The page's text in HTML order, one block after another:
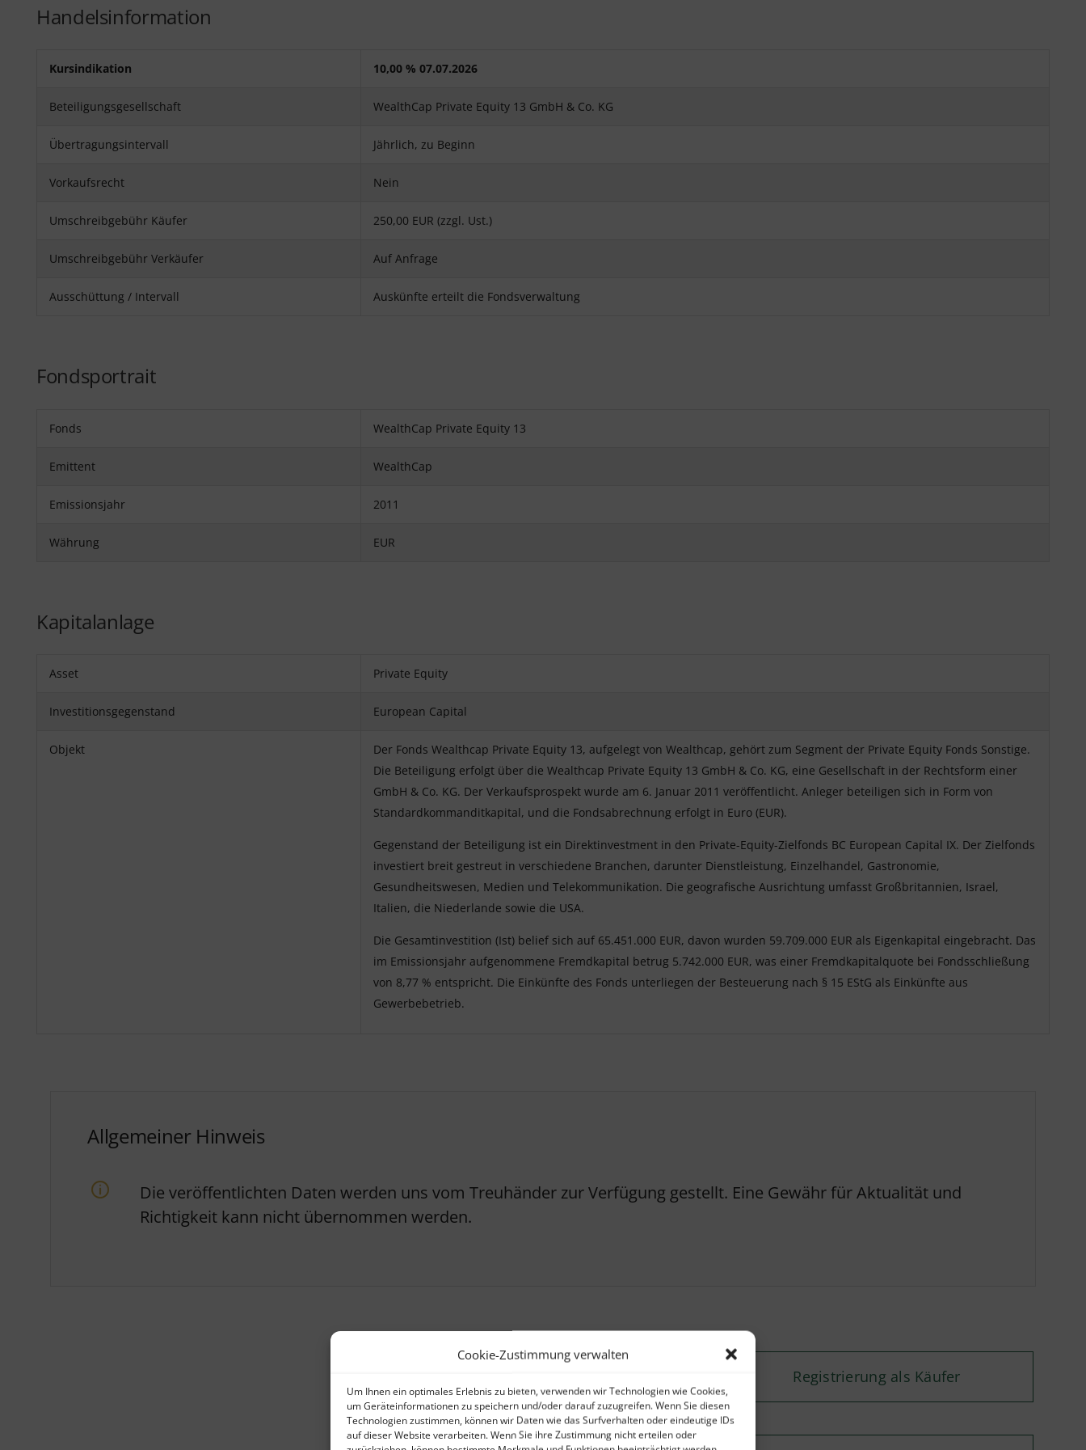
Cookie-Zustimmung verwalten
Um Ihnen ein optimales Erlebnis zu bieten, verwenden wir Technologien wie Cookies,
um Geräteinformationen zu speichern und/oder darauf zuzugreifen. Wenn Sie diesen
Technologien zustimmen, können wir Daten wie das Surfverhalten oder eindeutige IDs
auf dieser Website verarbeiten. Wenn Sie ihre Zustimmung nicht erteilen oder
Handelsinformation
Kursindikation 10,00 % 07.07.2026
Beteiligungsgesellschaft WealthCap Private Equity 13 GmbH & Co. KG
Übertragungsintervall Jährlich, zu Beginn
Vorkaufsrecht Nein
Umschreibgebühr Käufer 250,00 EUR (zzgl. Ust.)
Umschreibgebühr Verkäufer Auf Anfrage
Ausschüttung / Intervall Auskünfte erteilt die Fondsverwaltung
Fondsportrait
Fonds WealthCap Private Equity 13
Emittent WealthCap
Emissionsjahr 2011
Währung EUR
Kapitalanlage
Asset Private Equity
Investitionsgegenstand European Capital
Objekt
Der Fonds Wealthcap Private Equity 13, aufgelegt von Wealthcap, gehört zum Segment der Private Equity Fonds Sonstige.
Die Beteiligung erfolgt über die Wealthcap Private Equity 13 GmbH & Co. KG, eine Gesellschaft in der Rechtsform einer
GmbH & Co. KG. Der Verkaufsprospekt wurde am 6. Januar 2011 veröffentlicht. Anleger beteiligen sich in Form von
Standardkommanditkapital, und die Fondsabrechnung erfolgt in Euro (EUR).
Gegenstand der Beteiligung ist ein Direktinvestment in den Private-Equity-Zielfonds BC European Capital IX. Der Zielfonds
investiert breit gestreut in verschiedene Branchen, darunter Dienstleistung, Einzelhandel, Gastronomie,
Gesundheitswesen, Medien und Telekommunikation. Die geografische Ausrichtung umfasst Großbritannien, Israel,
Italien, die Niederlande sowie die USA.
Die Gesamtinvestition (Ist) belief sich auf 65.451.000 EUR, davon wurden 59.709.000 EUR als Eigenkapital eingebracht. Das
im Emissionsjahr aufgenommene Fremdkapital betrug 5.742.000 EUR, was einer Fremdkapitalquote bei Fondsschließung
von 8,77 % entspricht. Die Einkünfte des Fonds unterliegen der Besteuerung nach § 15 EStG als Einkünfte aus
Gewerbebetrieb.
Allgemeiner Hinweis
Die veröffentlichten Daten werden uns vom Treuhänder zur Verfügung gestellt. Eine Gewähr für Aktualität und
Richtigkeit kann nicht übernommen werden.
Registrierung als Käufer